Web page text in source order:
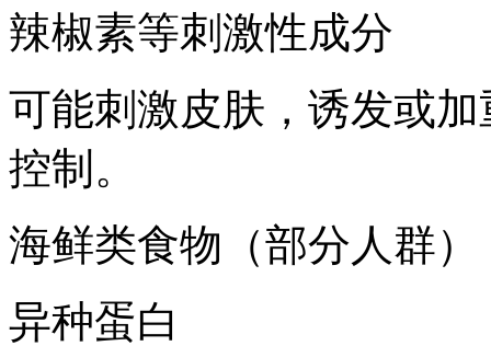
辣椒素等刺激性成分
可能刺激皮肤，诱发或
控制。
海鲜类食物（部分人群）
异种蛋白